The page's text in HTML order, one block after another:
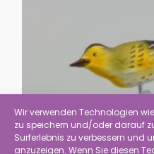
Wir verwenden Technologien
zu speichern und/oder darauf
Surferlebnis zu verbessern und
anzuzeigen. Wenn Sie diesen